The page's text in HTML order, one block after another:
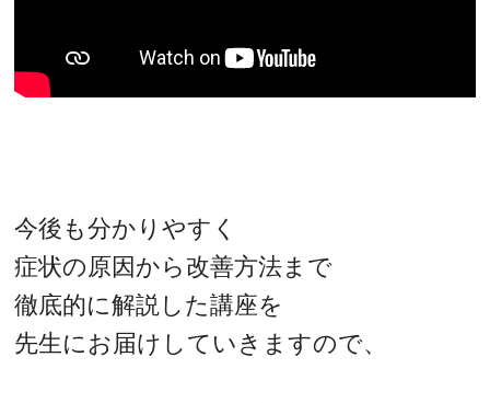
今後も分かりやすく
症状の原因から改善方法まで
徹底的に解説した講座を
先生にお届けしていきますので、